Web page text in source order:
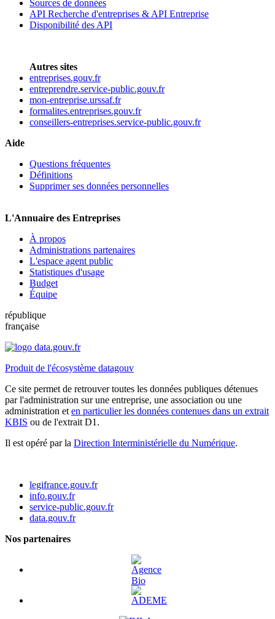
Sources de données
API Recherche d'entreprises & API Entreprise
Disponibilité des API
Autres sites
entreprises.gouv.fr
entreprendre.service-public.gouv.fr
mon-entreprise.urssaf.fr
formalites.entreprises.gouv.fr
conseillers-entreprises.service-public.gouv.fr
Aide
Questions fréquentes
Définitions
Supprimer ses données personnelles
L'Annuaire des Entreprises
À propos
Administrations partenaires
L'espace agent public
Statistiques d'usage
Budget
Équipe
république
française
Produit de l'écosystème datagouv
Ce site permet de retrouver toutes les données publiques détenues
par l'administration sur une entreprise, une association ou une
administration et en particulier les données contenues dans un extrait
KBIS ou de l'extrait D1.
Il est opéré par la Direction Interministérielle du Numérique.
legifrance.gouv.fr
info.gouv.fr
service-public.gouv.fr
data.gouv.fr
Nos partenaires